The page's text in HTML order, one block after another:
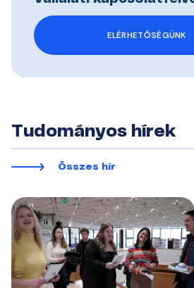
ELÉRHETŐSÉGÜNK
Tudományos hírek
Összes hír